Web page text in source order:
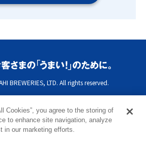
BREWERIES, LTD. All rights reserved.
Cookies”, you agree to the storing of
to enhance site navigation, analyze
in our marketing efforts.